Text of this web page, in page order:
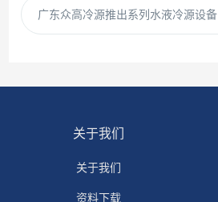
广东众高冷源推出系列水液冷源设备
关于我们
关于我们
资料下载